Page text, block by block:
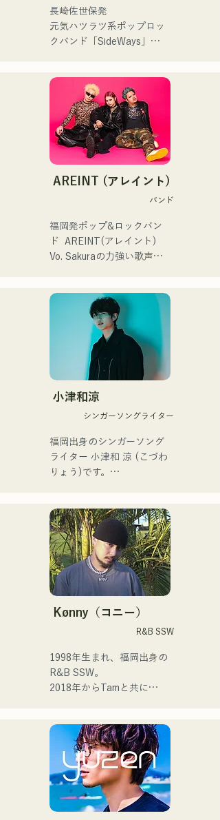
輪日本一ダービーの場内ア
ナウンス、ラグビー女子日
本代表世界大会スタジアム
滑走屋場内アナウンス、ク
リスマスアドベント、イス
ラデサルサ、福岡ウィニン
グスピリッツのスタジアム
DJ、金鷲旗、山笠関連イベ
ント、地域イベント、
Ramen Tech2025(global
summit)、福岡市武道館オー
プニング記念イベント,結婚
英語も日本語も対応可能で
アーティストの日本人父と
サラブレッド。
作り物ではなく、ありのま
まの感情や言葉をそのまま
音楽にしている。
2024年10月より音楽活動を
福岡を中心にブッキングラ
イブや路上ライブなど精力
的に活動を行っている。
2025年11月22日にはファー
催。
長崎佐世保発
元気ハツラツ系ポップロッ
クバンド「SideWays」
行
小説を元にした楽しくどこ
か哀愁のある楽曲に注
目！！
・バンド概要
└メンバーはジュンイチロ
ウ（Vo）、梅田孝明
（Ba）、杉本剛志（Dr）の
軽音楽部で出会い結成。
└2023年12月1日に3rd
EP『夢戦夜』をリリース。
└EPを携え、卒論と並行し
ながら全国ツアー「せいの
└ツアーファイナルは2月
18日に地元長崎で、大学の
同期バンドと主催イベント
として開催した。
└大学卒業後、メンバーは
それぞれ就職するが、解散
はせず活動を継続。
└福岡を中間地点として集
まり、練習やライブを行
う。
ージック）を活用し、遠隔
での楽曲制作も行う。
・その他エピソード
└ボーカルの上田は、費用
節約とライブ後の打ち上げ
岡まで原付で来たことがあ
る。
└KBCテレビ「お天気コン
サート」でMVが放送された
ことがきっかけで、熊本の
高校生が福岡のライブに来
てくれた。
AREINT (アレイント)
バンド
福岡発ポップ&ロックバン
ド  AREINT(アレイント)
Vo. Sakuraの力強い歌声
SHOにより生み出される楽
曲は、キャッチーでどこか
馴染みのあるロックサウン
ドが特徴であり、独特な
AREINTサウンドを作り出
している。
「KBCラジオ ホークス中継
が採用された。
サウンドハウスとTuneCore
タイトル曲「ONLY ONE」
が、785作品の応募の中か
ら優秀賞に選出された。
また2025年に開催された
MERGENZA JAPAN 2025に
てドイツ大使館賞を受賞し
東京で行われたドイツフェ
スティバルに出演した。
小津和涼
シンガーソングライター
福岡出身のシンガーソング
ライター 小津和 涼 (こづわ
りょう)です。
イブ、TikTok配信、イベン
トなどに出演しながら活動
しています！
幼少期から音楽が好きで
高校に入ってから人前で歌
を歌うようになり歌手にな
1人1人に寄り添う音楽を作
っていきたいと思ってま
す。
ランプリ
・オリジナル曲『プリン』
が2024年KBCラジオオープ
ニング曲で採用される
2024年12月24日に大丸パサ
Kønny（コニー）
R&B SSW
1998年生まれ、福岡出身の
R&B SSW。
2018年からTamと共に
心に音楽活動を開始。
2022年からKønnyとして、
ソロ名義でも活動を開始。
幼少期から影響を受けてき
た90'sや00'sのR&Bミュー
ジックを取り込み、フレッ